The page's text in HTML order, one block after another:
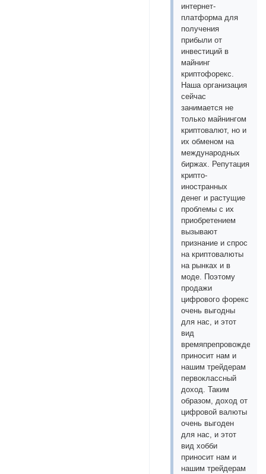
интернет-
платформа для
получения
прибыли от
инвестиций в
майнинг
криптофорекс.
Наша организация
сейчас
занимается не
только майнингом
криптовалют, но и
их обменом на
международных
биржах. Репутация
крипто-
иностранных
денег и растущие
проблемы с их
приобретением
вызывают
признание и спрос
на криптовалюты
на рынках и в
моде. Поэтому
продажи
цифрового форекс
очень выгодны
для нас, и этот
вид
времяпрепровождения
приносит нам и
нашим трейдерам
первоклассный
доход. Таким
образом, доход от
цифровой валюты
очень выгоден
для нас, и этот
вид хобби
приносит нам и
нашим трейдерам